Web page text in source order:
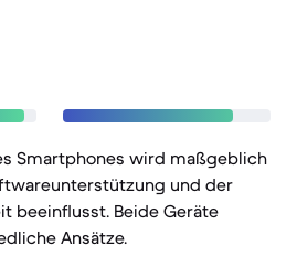
Smartphones wird maßgeblich
und der
beeinflusst. Beide Geräte
Ansätze.